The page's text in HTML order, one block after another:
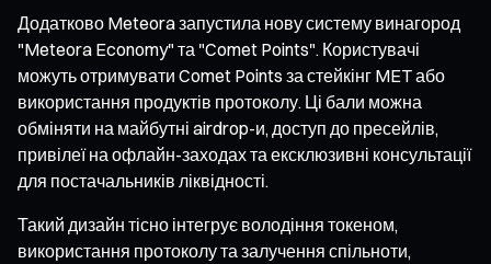
Додатково Meteora запустила нову систему винагород
"Meteora Economy" та "Comet Points". Користувачі
можуть отримувати Comet Points за стейкінг MET або
використання продуктів протоколу. Ці бали можна
обміняти на майбутні airdrop-и, доступ до пресейлів,
привілеї на офлайн-заходах та ексклюзивні консультації
для постачальників ліквідності.
Такий дизайн тісно інтегрує володіння токеном,
використання протоколу та залучення спільноти,